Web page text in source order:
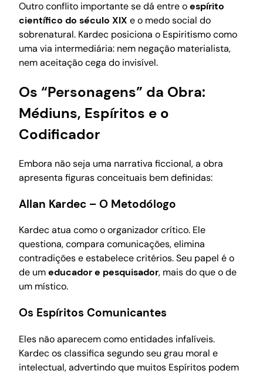
Outro conflito importante se dá entre oespírito
científico do século XIX e o medo social do
sobrenatural. Kardec posiciona o Espiritismo como
uma via intermediária: nem negação materialista,
nem aceitação cega do invisível.
Os “Personagens” da Obra:
Médiuns, Espíritos e o
Codificador
Embora não seja uma narrativa ficcional, a obra
apresenta figuras conceituais bem definidas:
Allan Kardec – O Metodólogo
Kardec atua como o organizador crítico. Ele
questiona, compara comunicações, elimina
contradições e estabelece critérios. Seu papel é o
de umeducador e pesquisador, mais do que o de
um místico.
Os Espíritos Comunicantes
Eles não aparecem como entidades infalíveis.
Kardec os classifica segundo seu grau moral e
intelectual, advertindo que muitos Espíritos podem